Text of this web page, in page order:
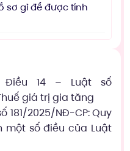
sơ gì để được tính
14 – Luật số
giá trị gia tăng
181/2025/NĐ-CP: Quy
một số điều của Luật